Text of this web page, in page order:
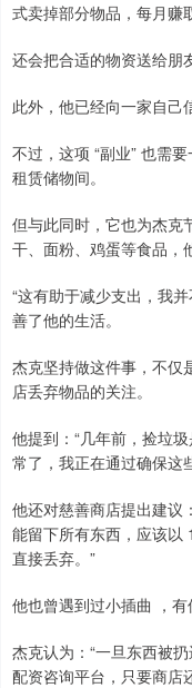
式卖掉部分物品，每月赚
还会把合适的物资送给朋
此外，他已经向一家自己
不过，这项 “副业” 也需
租赁储物间。
但与此同时，它也为杰克
干、面粉、鸡蛋等食品，
“这有助于减少支出，我
善了他的生活。
杰克坚持做这件事，不仅
店丢弃物品的关注。
他提到：“几年前，捡垃
常了，我正在通过确保这
他还对慈善商店提出建议
能留下所有东西，应该以
直接丢弃。”
他也曾遇到过小插曲 ，有
杰克认为：“一旦东西被
配资咨询平台，只要商店
深证成指
沪深300
北证50